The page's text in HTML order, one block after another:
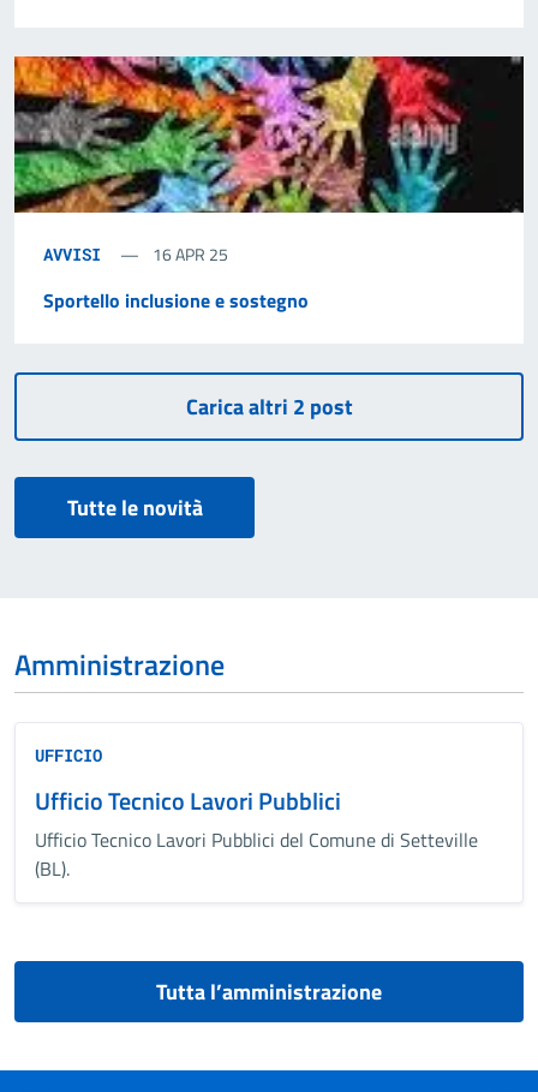
AVVISI 16 APR 25
Sportello inclusione e sostegno
Tutte le novità
Amministrazione
UFFICIO
Ufficio Tecnico Lavori Pubblici
Ufficio Tecnico Lavori Pubblici del Comune di Setteville
(BL).
Tutta l’amministrazione